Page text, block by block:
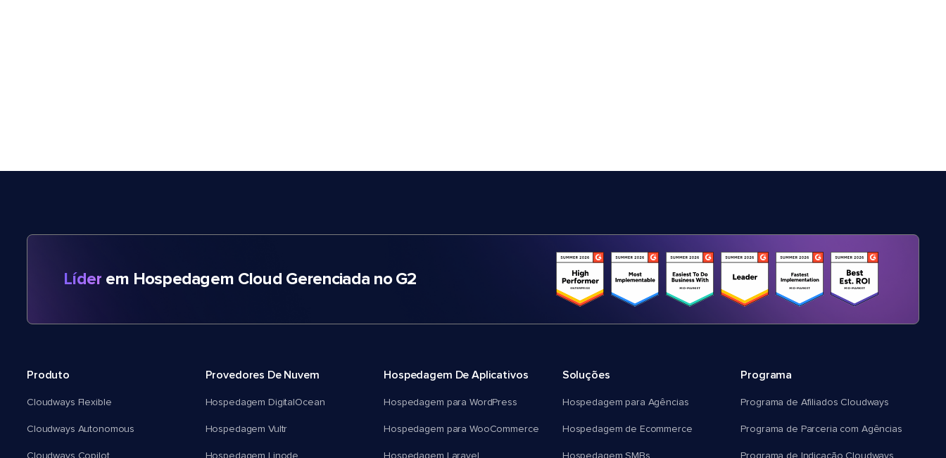
Líder em Hospedagem Cloud Gerenciada no G2
Produto
Cloudways Flexible
Cloudways Autonomous
Cloudways Copilot
Provedores De Nuvem
Hospedagem DigitalOcean
Hospedagem Vultr
Hospedagem Linode
Hospedagem De Aplicativos
Hospedagem para WordPress
Hospedagem para WooCommerce
Hospedagem Laravel
Soluções
Hospedagem para Agências
Hospedagem de Ecommerce
Hospedagem SMBs
Programa
Programa de Afiliados Cloudways
Programa de Parceria com Agências
Programa de Indicação Cloudways